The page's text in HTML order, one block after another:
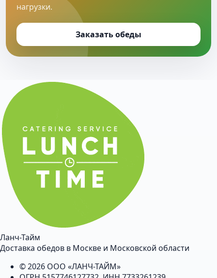
нагрузки.
Заказать обеды
Ланч-Тайм
Доставка обедов в Москве и Московской области
© 2026 ООО «ЛАНЧ-ТАЙМ»